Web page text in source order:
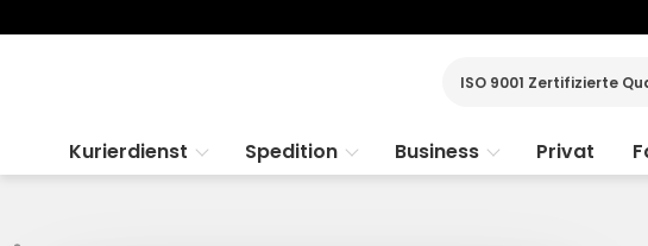
ISO 9001 Zertifizierte
Kurierdienst Spedition Business Privat